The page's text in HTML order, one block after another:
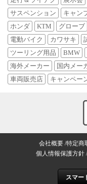
サスペンション
キャン
ホンダ
KTM グローブ
電動バイク
カワサキ
ツーリング用品
BMW
海外メーカー
国内メー
車両販売店
キャンペー
会社概要 特定商
個人情報保護方針
スマー